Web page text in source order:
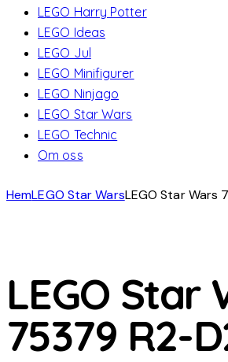
LEGO Harry Potter
LEGO Ideas
LEGO Jul
LEGO Minifigurer
LEGO Ninjago
LEGO Star Wars
LEGO Technic
Om oss
HemLEGO Star WarsLEGO Star Wars
LEGO Star
75379 R2-